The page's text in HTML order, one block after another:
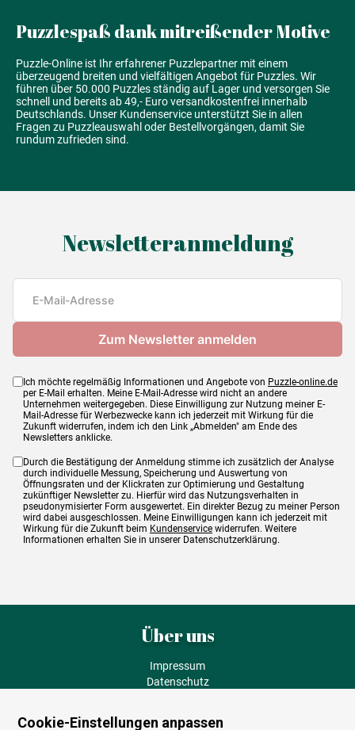
Puzzlespaß dank mitreißender Motive
Puzzle-Online ist Ihr erfahrener Puzzlepartner mit einem
überzeugend breiten und vielfältigen Angebot für Puzzles. Wir
führen über 50.000 Puzzles ständig auf Lager und versorgen Sie
schnell und bereits ab 49,- Euro versandkostenfrei innerhalb
Deutschlands. Unser Kundenservice unterstützt Sie in allen
Fragen zu Puzzleauswahl oder Bestellvorgängen, damit Sie
rundum zufrieden sind.
Newsletteranmeldung
Ich möchte regelmäßig Informationen und Angebote von Puzzle-online.de
per E-Mail erhalten. Meine E-Mail-Adresse wird nicht an andere
Unternehmen weitergegeben. Diese Einwilligung zur Nutzung meiner E-
Mail-Adresse für Werbezwecke kann ich jederzeit mit Wirkung für die
Zukunft widerrufen, indem ich den Link „Abmelden" am Ende des
Newsletters anklicke.
Durch die Bestätigung der Anmeldung stimme ich zusätzlich der Analyse
durch individuelle Messung, Speicherung und Auswertung von
Öffnungsraten und der Klickraten zur Optimierung und Gestaltung
zukünftiger Newsletter zu. Hierfür wird das Nutzungsverhalten in
pseudonymisierter Form ausgewertet. Ein direkter Bezug zu meiner Person
wird dabei ausgeschlossen. Meine Einwilligungen kann ich jederzeit mit
Wirkung für die Zukunft beim Kundenservice widerrufen. Weitere
Informationen erhalten Sie in unserer Datenschutzerklärung.
Über uns
Impressum
Datenschutz
Cookie-Einstellungen anpassen